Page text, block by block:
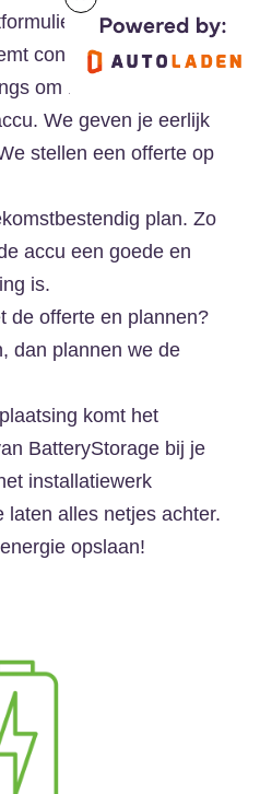
in, het team van
contact met je op.
om mee te kijken naar
We geven je eerlijk
stellen een offerte op
plan. Zo
accu een goede en
is.
de offerte en plannen?
dan plannen we de
komt het
BatteryStorage bij je
installatiewerk
laten alles netjes achter.
opslaan!